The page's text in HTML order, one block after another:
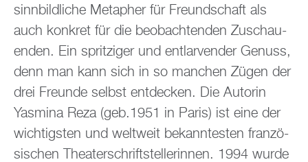
sinn­bild­li­che Me­ta­pher für Freund­schaft als
auch kon­kret für die be­ob­ach­ten­den Zu­schau­
en­den. Ein sprit­zi­ger und ent­lar­ven­der Ge­nuss,
denn man kann sich in so man­chen Zügen der
drei Freun­de selbst ent­de­cken. Die Au­to­rin
Yas­mi­na Reza (geb.1951 in Paris) ist eine der
wich­tigs­ten und welt­weit be­kann­tes­ten fran­zö­
si­schen Thea­ter­schrift­stel­le­rin­nen. 1994 wurde